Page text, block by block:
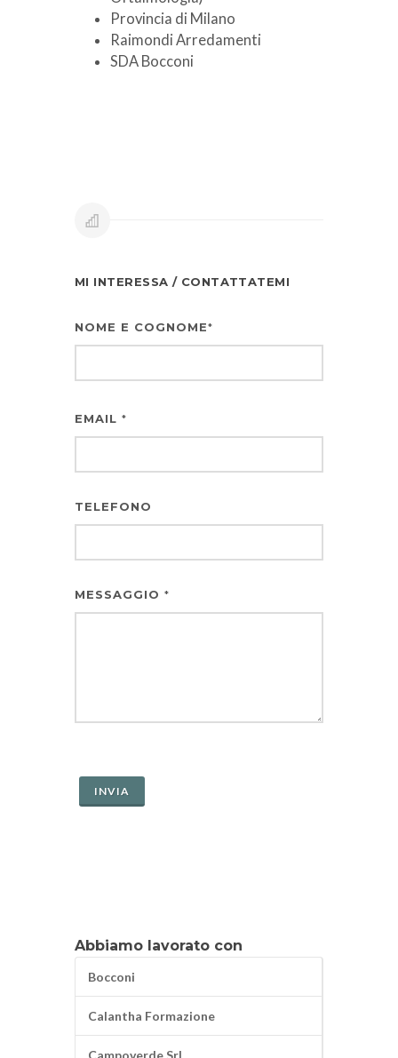
Provincia di Milano
Raimondi Arredamenti
SDA Bocconi
MI INTERESSA / CONTATTATEMI
NOME E COGNOME*
EMAIL *
TELEFONO
MESSAGGIO *
Abbiamo lavorato con
Bocconi
Calantha Formazione
Campoverde Srl